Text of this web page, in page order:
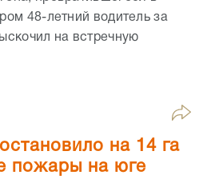
48-летний водитель за
на встречную
на 14 га
пожары на юге